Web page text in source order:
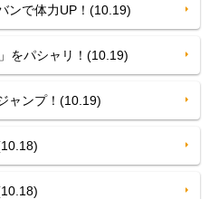
ンで体力UP！(10.19)
をパシャリ！(10.19)
ンプ！(10.19)